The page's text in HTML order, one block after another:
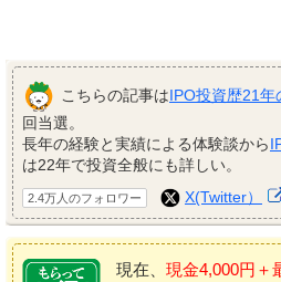
こちらの記事はIPO投資歴21年
回当選。
長年の経験と実績による体験談から
は22年で投資全般にも詳しい。
2.4万人のフォロワー X(Twitter）
現在、 現金4,000円＋